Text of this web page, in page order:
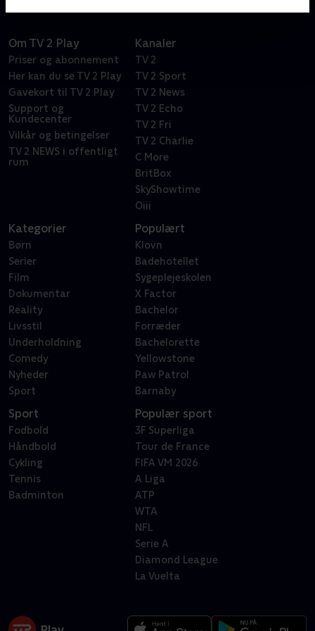
Om TV 2 Play
Priser og abonnement
Her kan du se TV 2 Play
Gavekort til TV 2 Play
Support og
Kundecenter
Vilkår og betingelser
TV 2 NEWS i offentligt
rum
Kanaler
TV 2
TV 2 Sport
TV 2 News
TV 2 Echo
TV 2 Fri
TV 2 Charlie
C More
BritBox
SkyShowtime
Oiii
Kategorier
Børn
Serier
Film
Dokumentar
Reality
Livsstil
Underholdning
Comedy
Nyheder
Sport
Populært
Klovn
Badehotellet
Sygeplejeskolen
X Factor
Bachelor
Forræder
Bachelorette
Yellowstone
Paw Patrol
Barnaby
Sport
Fodbold
Håndbold
Cykling
Tennis
Badminton
Populær sport
3F Superliga
Tour de France
FIFA VM 2026
A Liga
ATP
WTA
NFL
Serie A
Diamond League
La Vuelta